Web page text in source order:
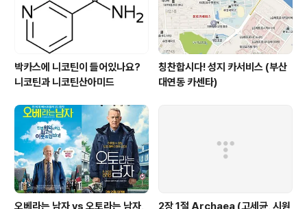
박카스에 니코틴이 들어있나요?
니코틴과 니코틴산아미드
칭찬합시다! 성지 카서비스 (부산
대연동 카센타)
오베라는 남자 vs 오토라는 남자,
2장 1절 Archaea (고세균, 시원